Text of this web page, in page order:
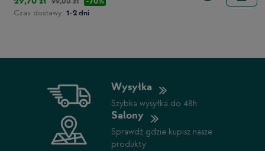
99,00 zł
Czas dostawy: 1-2 dni
Wysyłka
Szybka wysyłka do 48h
Salony
Sprawdź gdzie kupisz nasze
produkty